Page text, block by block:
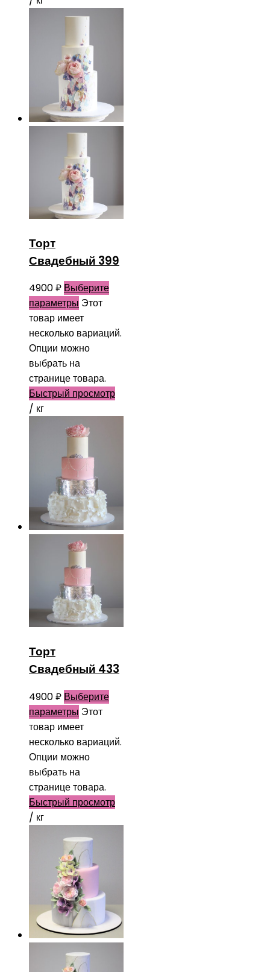
Торт
Свадебный 399
4900₽ Выберите
параметры Этот
товар имеет
несколько вариаций.
Опции можно
выбрать на
странице товара.
Быстрый просмотр
/ кг
Торт
Свадебный 433
4900₽ Выберите
параметры Этот
товар имеет
несколько вариаций.
Опции можно
выбрать на
странице товара.
Быстрый просмотр
/ кг